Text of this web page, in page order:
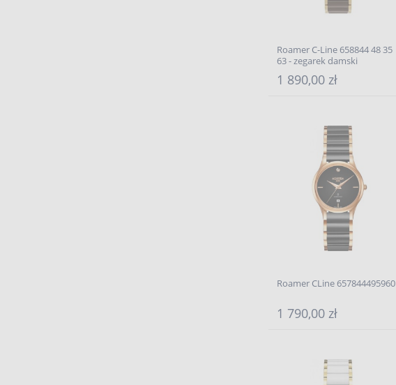
Roamer C-Line 658844 48 35
63 - zegarek damski
1 890,00 zł
Roamer CLine 657844495960
1 790,00 zł